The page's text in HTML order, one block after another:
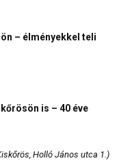
– élményekkel teli
is – 40 éve
Holló János utca 1.)